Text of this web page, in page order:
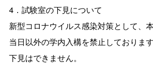
4．試験室の下見について
新型コロナウイルス感染対策として、
当日以外の学内入構を禁止しておりま
下見はできません。